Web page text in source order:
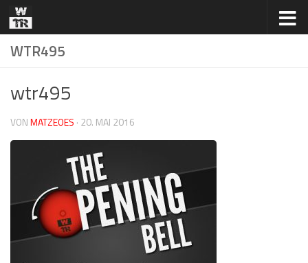
Zum Inhalt springen
WTR495
wtr495
VONMATZEOES · 20. MAI 2016